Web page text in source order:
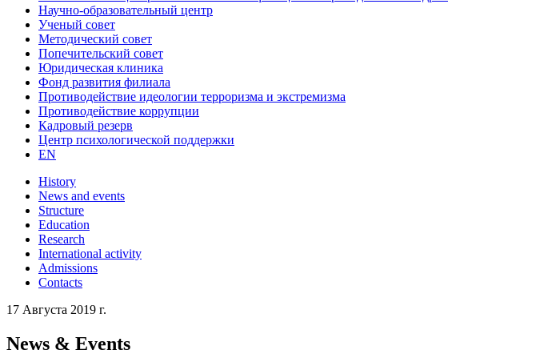
Научно-образовательный центр
Ученый совет
Методический совет
Попечительский совет
Юридическая клиника
Фонд развития филиала
Противодействие идеологии терроризма и экстремизма
Противодействие коррупции
Кадровый резерв
Центр психологической поддержки
EN
History
News and events
Structure
Education
Research
International activity
Admissions
Contacts
17 Августа 2019 г.
News & Events